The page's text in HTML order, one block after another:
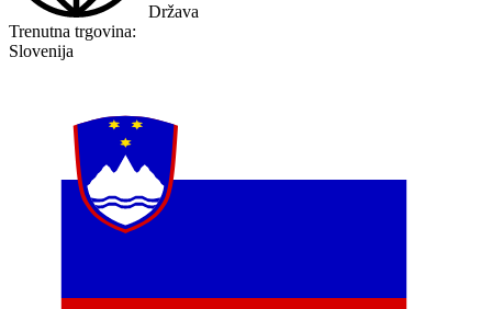
Država
Trenutna trgovina:
Slovenija